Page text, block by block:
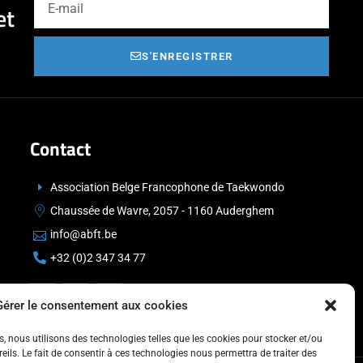
le consentement aux cookies
nous utilisons des technologies telles que les cookies pour stocker et/ou
Le fait de consentir à ces technologies nous permettra de traiter des
S'ENREGISTRER
Contact
Association Belge Francophone de Taekwondo
Chaussée de Wavre, 2057 - 1160 Auderghem
info@abft.be
+32 (0)2 347 34 77